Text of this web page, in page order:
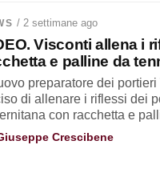
/ 2 settimane ago
Visconti allena i
e palline da
preparatore dei
di allenare i riflessi dei
con racchetta e
Crescibene